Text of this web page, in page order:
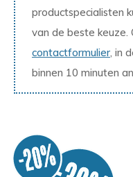
productspecialisten
van de beste
contactformulier, in
binnen 10 minuten